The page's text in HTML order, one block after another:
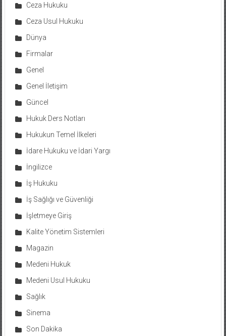
Ceza Hukuku
Ceza Usul Hukuku
Dünya
Firmalar
Genel
Genel İletişim
Güncel
Hukuk Ders Notları
Hukukun Temel İlkeleri
İdare Hukuku ve İdari Yargı
İngilizce
İş Hukuku
İş Sağlığı ve Güvenliği
İşletmeye Giriş
Kalite Yönetim Sistemleri
Magazin
Medeni Hukuk
Medeni Usul Hukuku
Sağlık
Sinema
Son Dakika